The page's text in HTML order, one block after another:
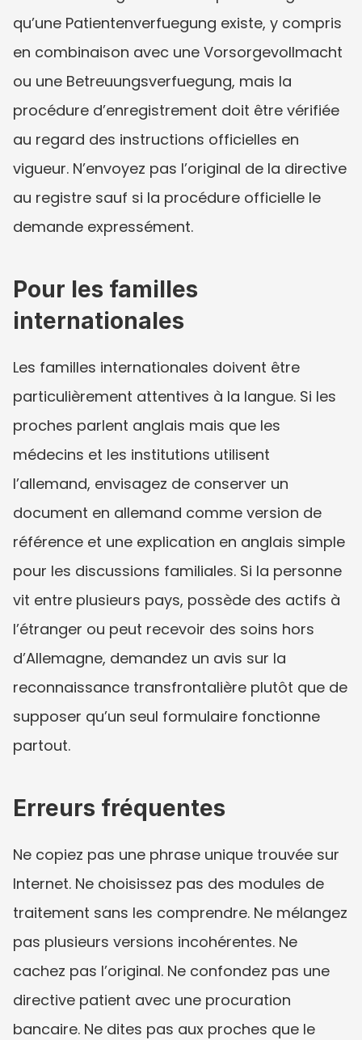
qu’une Patientenverfuegung existe, y compris
en combinaison avec une Vorsorgevollmacht
ou une Betreuungsverfuegung, mais la
procédure d’enregistrement doit être vérifiée
au regard des instructions officielles en
vigueur. N’envoyez pas l’original de la directive
au registre sauf si la procédure officielle le
demande expressément.
Pour les familles
internationales
Les familles internationales doivent être
particulièrement attentives à la langue. Si les
proches parlent anglais mais que les
médecins et les institutions utilisent
l’allemand, envisagez de conserver un
document en allemand comme version de
référence et une explication en anglais simple
pour les discussions familiales. Si la personne
vit entre plusieurs pays, possède des actifs à
l’étranger ou peut recevoir des soins hors
d’Allemagne, demandez un avis sur la
reconnaissance transfrontalière plutôt que de
supposer qu’un seul formulaire fonctionne
partout.
Erreurs fréquentes
Ne copiez pas une phrase unique trouvée sur
Internet. Ne choisissez pas des modules de
traitement sans les comprendre. Ne mélangez
pas plusieurs versions incohérentes. Ne
cachez pas l’original. Ne confondez pas une
directive patient avec une procuration
bancaire. Ne dites pas aux proches que le